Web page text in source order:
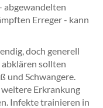
abgewandelten
Erreger - kann
doch generell
sollten
und Schwangere.
Erkrankung
Infekte trainieren in